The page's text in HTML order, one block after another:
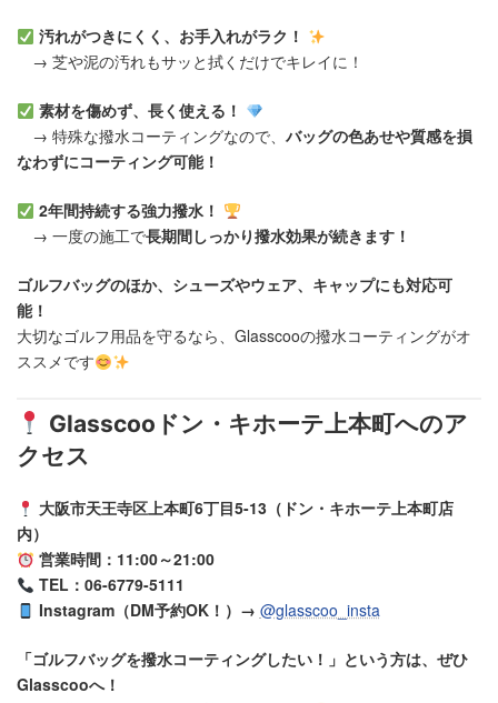
汚れがつきにくく、お手入れがラク！
→ 芝や泥の汚れもサッと拭くだけでキレイに！
素材を傷めず、長く使える！
→ 特殊な撥水コーティングなので、 バッグの色あせや質感を損
なわずにコーティング可能！
2年間持続する強力撥水！
→ 一度の施工で長期間しっかり撥水効果が続きます！
ゴルフバッグのほか、シューズやウェア、キャップにも対応可
能！
大切なゴルフ用品を守るなら、Glasscooの撥水コーティングがオ
ススメです
Glasscooドン・キホーテ上本町へのア
クセス
大阪市天王寺区上本町6丁目5-13（ドン・キホーテ上本町店
内）
営業時間：11:00～21:00
TEL：06-6779-5111
Instagram（DM予約OK！）→ @glasscoo_insta
「ゴルフバッグを撥水コーティングしたい！」という方は、ぜひ
Glasscooへ！